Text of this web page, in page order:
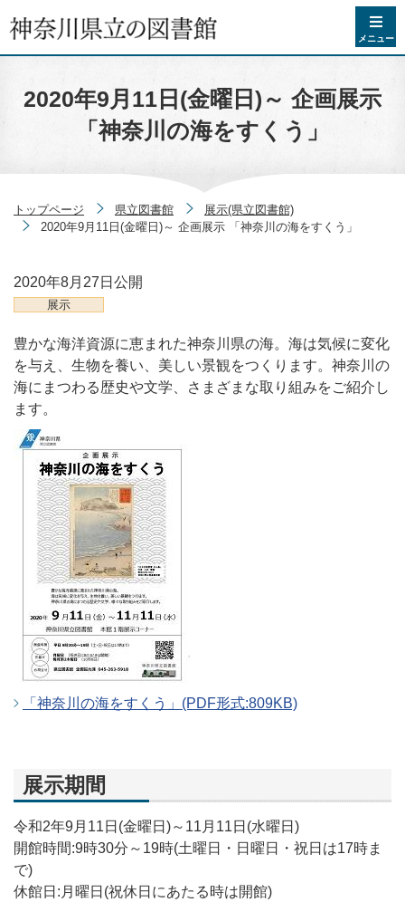
コンテンツへスキップ
メニュー
2020年9月11日(金曜日)～ 企画展示
「神奈川の海をすくう」
トップページ 県立図書館
展示(県立図書館)
2020年9月11日(金曜日)～ 企画展示 「神奈川の海をすくう」
2020年8月27日 公開
展示
豊かな海洋資源に恵まれた神奈川県の海。海は気候に変化
を与え、生物を養い、美しい景観をつくります。神奈川の
海にまつわる歴史や文学、さまざまな取り組みをご紹介し
ます。
「神奈川の海をすくう」(PDF形式:809KB)
展示期間
令和2年9月11日(金曜日)～11月11日(水曜日)
開館時間:9時30分～19時(土曜日・日曜日・祝日は17時ま
で)
休館日:月曜日(祝休日にあたる時は開館)